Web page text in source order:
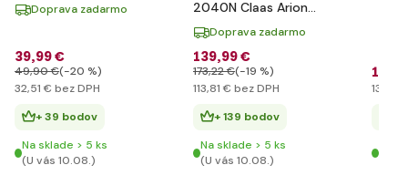
Doprava zadarmo
39,99 €
49,90 €(-20 %)
32,51 € bez DPH
+ 39 bodov
Na sklade > 5 ks
(U vás 10.08.)
2040N Claas Arion
410 s nakladačom,
rýpadlom a vlečkou
Doprava zadarmo
139,99 €
173,22 €(-19 %)
113,81 € bez DPH
+ 139 bodov
Na sklade > 5 ks
(U vás 10.08.)
160
130